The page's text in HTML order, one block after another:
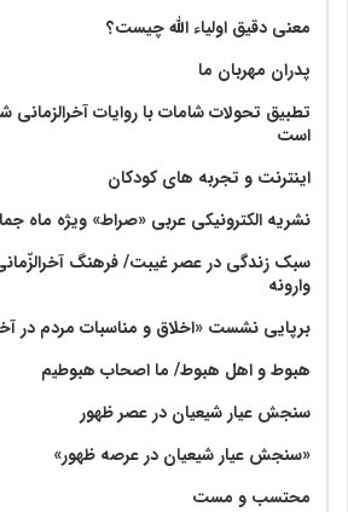
معنی دقیق اولیاء الله چیست؟
پدران مهربان ما
تطبیق تحولات شامات با روایات آخرالزمانی
است
اینترنت و تجربه های کودکان
نشریه الکترونیکی عربی «صراط» ویژه ماه
سبک زندگی در عصر غیبت/ فرهنگ
وارونه
برپایی نشست «اخلاق و مناسبات مردم در
هبوط و اهل هبوط/ ما اصحاب هبوطیم
سنجش عیار شیعیان در عصر ظهور
«سنجش عیار شیعیان در عرصه ظهور»
محتسب و مست